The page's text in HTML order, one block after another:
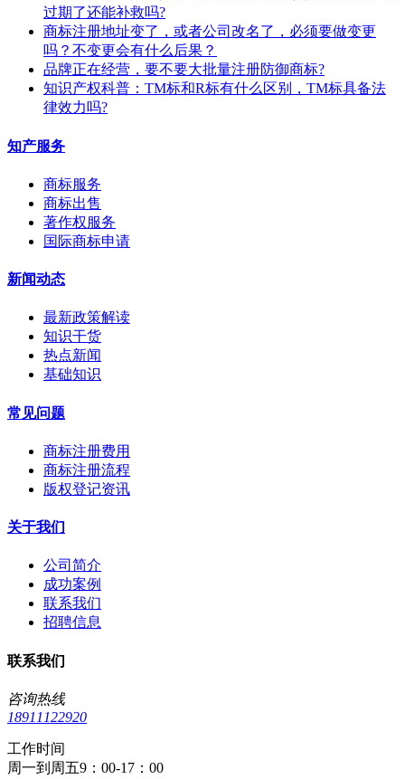
过期了还能补救吗?
商标注册地址变了，或者公司改名了，必须要做变更
吗？不变更会有什么后果？
​品牌正在经营，要不要大批量注册防御商标?
知识产权科普：TM标和R标有什么区别，TM标具备法
律效力吗?
知产服务
商标服务
商标出售
著作权服务
国际商标申请
新闻动态
最新政策解读
知识干货
热点新闻
基础知识
常见问题
商标注册费用
商标注册流程
版权登记资讯
关于我们
公司简介
成功案例
联系我们
招聘信息
联系我们
咨询热线
18911122920
工作时间
周一到周五9：00-17：00